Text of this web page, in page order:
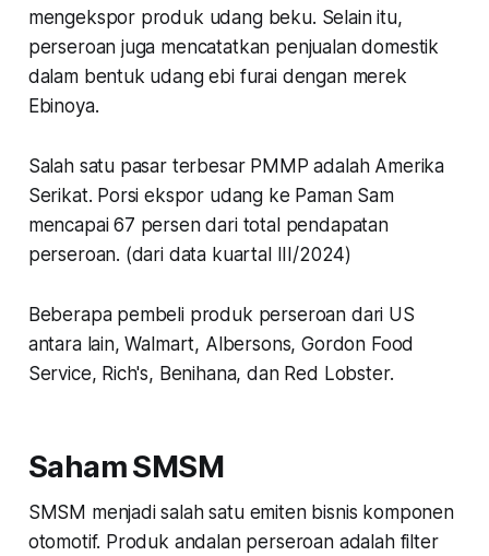
mengekspor produk udang beku. Selain itu,
perseroan juga mencatatkan penjualan domestik
dalam bentuk udang ebi furai dengan merek
Ebinoya.
Salah satu pasar terbesar PMMP adalah Amerika
Serikat. Porsi ekspor udang ke Paman Sam
mencapai 67 persen dari total pendapatan
perseroan. (dari data kuartal III/2024)
Beberapa pembeli produk perseroan dari US
antara lain, Walmart, Albersons, Gordon Food
Service, Rich's, Benihana, dan Red Lobster.
Saham SMSM
SMSM menjadi salah satu emiten bisnis komponen
otomotif. Produk andalan perseroan adalah filter